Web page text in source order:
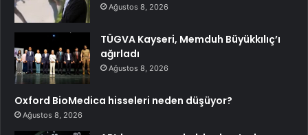
Ağustos 8, 2026
TÜGVA Kayseri, Memduh Büyükkılıç’ı
ağırladı
Ağustos 8, 2026
Oxford BioMedica hisseleri neden düşüyor?
Ağustos 8, 2026